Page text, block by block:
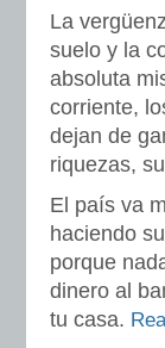
La
suelo y la
absoluta
corriente,
dejan de
riquezas,
El país va
haciendo
porque
dinero al
tu casa.